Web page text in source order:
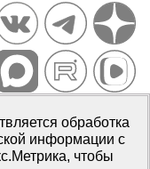
2007–2026
66447 от 14 июля
обработка
информации с
чтобы